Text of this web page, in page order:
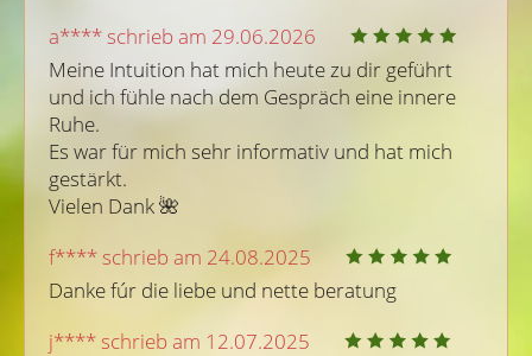
a**** schrieb am 29.06.2026
Meine Intuition hat mich heute zu dir geführt
und ich fühle nach dem Gespräch eine innere
Ruhe.
Es war für mich sehr informativ und hat mich
gestärkt.
Vielen Dank 🌺
f**** schrieb am 24.08.2025
Danke fúr die liebe und nette beratung
j**** schrieb am 12.07.2025